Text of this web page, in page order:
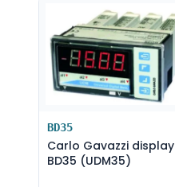
BD35
Carlo Gavazzi display
BD35 (UDM35)